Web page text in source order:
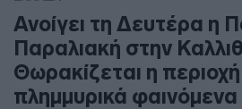
Ανοίγει τη Δευτέρα η
Παραλιακή στην
Θωρακίζεται η
πλημμυρικά φαινόμενα